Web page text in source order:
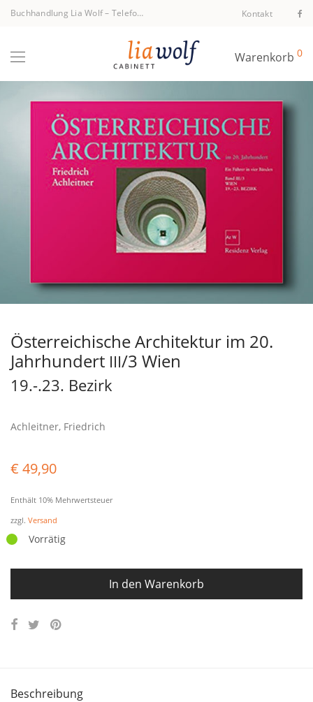
Buchhandlung Lia Wolf– Telefon +43 1 512 40 94 Kontakt
Warenkorb 0
Österreichische Architektur im 20.
Jahrhundert III/3 Wien
19.-.23. Bezirk
Achleitner, Friedrich
€ 49,90
Enthält 10% Mehrwertsteuer
zzgl. Versand
Vorrätig
In den Warenkorb
Beschreibung